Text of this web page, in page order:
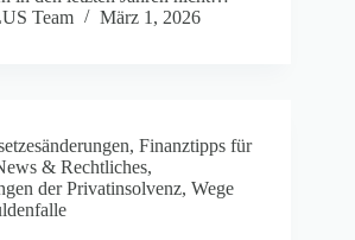
Team
März 1, 2026
, Finanztipps für
& Rechtliches,
der Privatinsolvenz, Wege